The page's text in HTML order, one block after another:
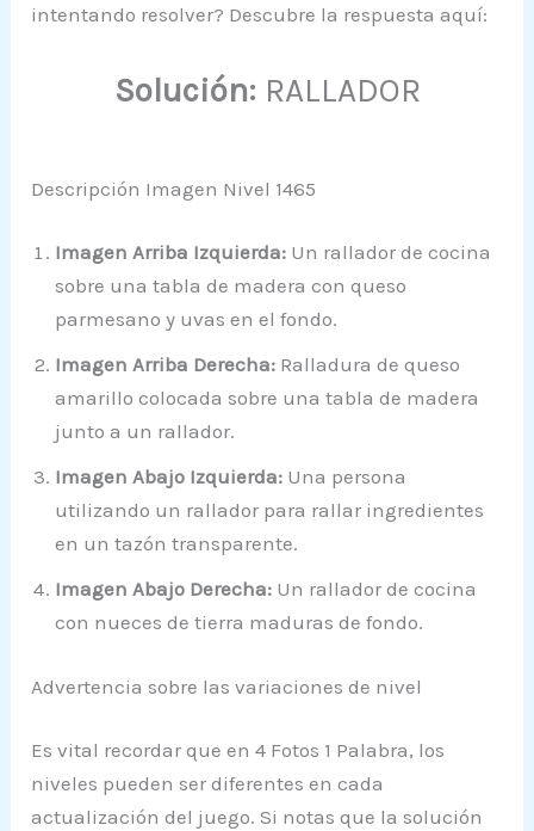
intentando resolver? Descubre la respuesta aquí:
Solución: RALLADOR
Descripción Imagen Nivel 1465
Imagen Arriba Izquierda: Un rallador de cocina
sobre una tabla de madera con queso
parmesano y uvas en el fondo.
Imagen Arriba Derecha: Ralladura de queso
amarillo colocada sobre una tabla de madera
junto a un rallador.
Imagen Abajo Izquierda: Una persona
utilizando un rallador para rallar ingredientes
en un tazón transparente.
Imagen Abajo Derecha: Un rallador de cocina
con nueces de tierra maduras de fondo.
Advertencia sobre las variaciones de nivel
Es vital recordar que en 4 Fotos 1 Palabra, los
niveles pueden ser diferentes en cada
actualización del juego. Si notas que la solución